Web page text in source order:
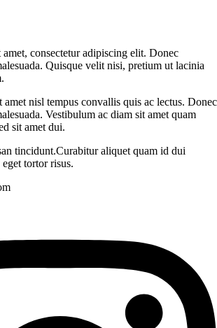
consectetur adipiscing elit. Donec
Quisque velit nisi, pretium ut lacinia
nisl tempus convallis quis ac lectus. Donec
Vestibulum ac diam sit amet quam
sit amet dui.
tincidunt.Curabitur aliquet quam id dui
tortor risus.